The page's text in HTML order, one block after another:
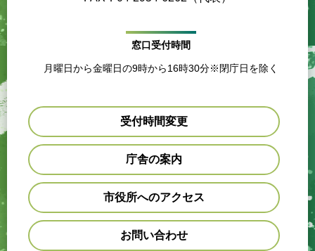
窓口受付時間
月曜日から金曜日の9時から16時30分※閉庁日を除く
受付時間変更
庁舎の案内
市役所へのアクセス
お問い合わせ